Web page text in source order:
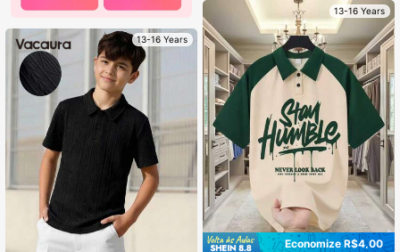
13-16 Years
13-16 Years
Economize R$4,00